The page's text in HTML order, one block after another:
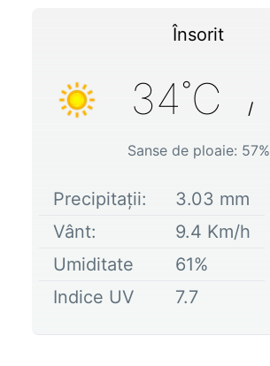
Însorit
34˚C /
Sanse de ploaie: 57%
Precipitații: 3.03 mm
Vânt:
9.4 Km/h
Umiditate
61%
Indice UV
7.7